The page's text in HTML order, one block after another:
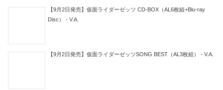
【9月2日発売】仮面ライダーゼッツ CD-BOX（AL6枚組+Blu-ray
Disc） - V.A.
【9月2日発売】仮面ライダーゼッツSONG BEST（AL3枚組） - V.A.